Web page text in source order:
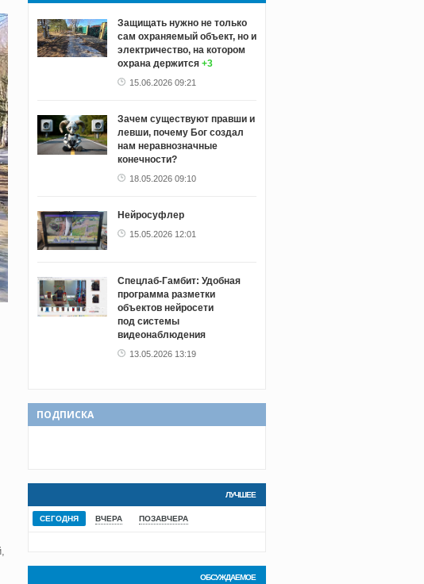
Защищать нужно не только
сам охраняемый объект, но и
электричество, на котором
охрана держится +3
15.06.2026 09:21
Зачем существуют правши и
левши, почему Бог создал
нам неравнозначные
конечности?
18.05.2026 09:10
Нейросуфлер
15.05.2026 12:01
Спецлаб‑Гамбит: Удобная
программа разметки
объектов нейросети
под системы
видеонаблюдения
13.05.2026 13:19
ПОДПИСКА
ЛУЧШЕЕ
СЕГОДНЯ ВЧЕРА ПОЗАВЧЕРА
ОБСУЖДАЕМОЕ